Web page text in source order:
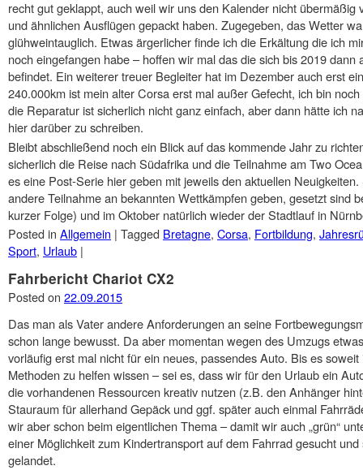
recht gut geklappt, auch weil wir uns den Kalender nicht übermäßig
und ähnlichen Ausflügen gepackt haben. Zugegeben, das Wetter
glühweintauglich. Etwas ärgerlicher finde ich die Erkältung die ich
noch eingefangen habe – hoffen wir mal das die sich bis 2019
befindet. Ein weiterer treuer Begleiter hat im Dezember auch erst
240.000km ist mein alter Corsa erst mal außer Gefecht, ich bin
die Reparatur ist sicherlich nicht ganz einfach, aber dann hätte ich
hier darüber zu schreiben.
Bleibt abschließend noch ein Blick auf das kommende Jahr zu
sicherlich die Reise nach Südafrika und die Teilnahme am Two
es eine Post-Serie hier geben mit jeweils den aktuellen
andere Teilnahme an bekannten Wettkämpfen geben, gesetzt sind
kurzer Folge) und im Oktober natürlich wieder der Stadtlauf in
Posted in Allgemein | Tagged Bretagne, Corsa, Fortbildung,
Sport, Urlaub |
Fahrbericht Chariot CX2
Posted on 22.09.2015
Das man als Vater andere Anforderungen an seine
schon lange bewusst. Da aber momentan wegen des Umzugs
vorläufig erst mal nicht für ein neues, passendes Auto. Bis es
Methoden zu helfen wissen – sei es, dass wir für den Urlaub ein
die vorhandenen Ressourcen kreativ nutzen (z.B. den Anhänger
Stauraum für allerhand Gepäck und ggf. später auch einmal
wir aber schon beim eigentlichen Thema – damit wir auch „grün“
einer Möglichkeit zum Kindertransport auf dem Fahrrad gesucht
gelandet.